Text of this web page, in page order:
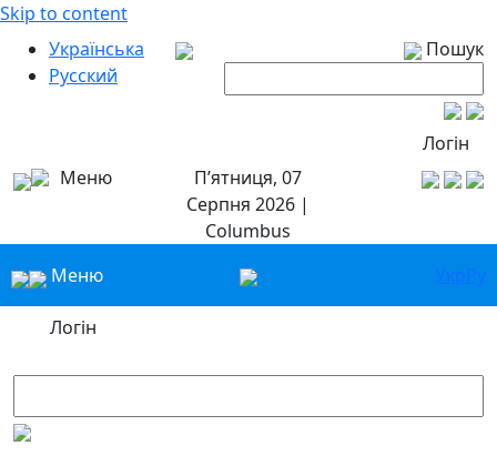
Skip to content
Українська
Русский
Пошук
Логін
Меню
П’ятниця, 07
Серпня 2026 |
Columbus
Меню
УкрРу
Логін